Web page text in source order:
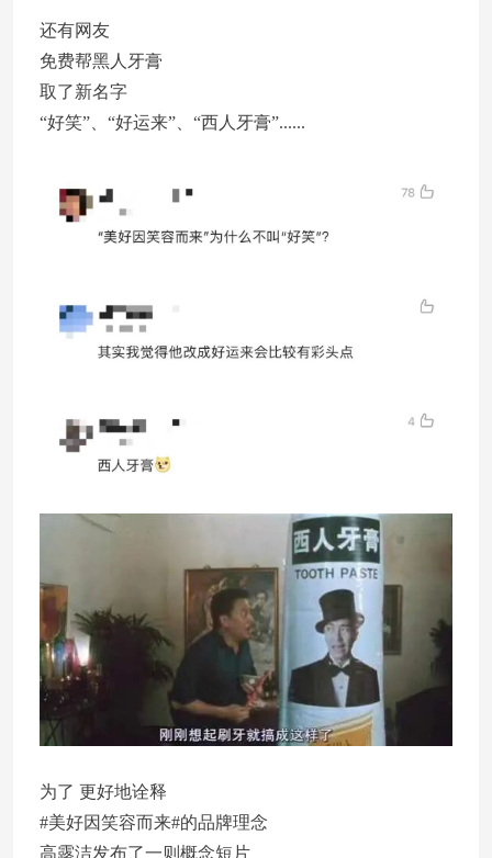
还有网友
免费帮黑人牙膏
取了新名字
“好笑”、“好运来”、“西人牙膏”......
为了 更好地诠释
#美好因笑容而来#的品牌理念
高露洁发布了一则概念短片